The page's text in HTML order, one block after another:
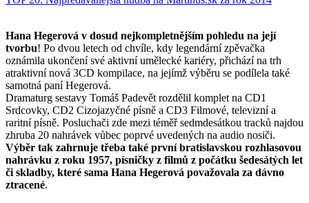
Hana Hegerová v dosud nejkompletnějším pohledu na její
tvorbu! Po dvou letech od chvíle, kdy legendární zpěvačka
oznámila ukončení své aktivní umělecké kariéry, přichází na trh
atraktivní nová 3CD kompilace, na jejímž výběru se podílela také
samotná paní Hegerová.
Dramaturg sestavy Tomáš Padevět rozdělil komplet na CD1
Srdcovky, CD2 Cizojazyčné písně a CD3 Filmové, televizní a
raritní písně. Posluchači zde mezi téměř sedmdesátkou tracků najdou
zhruba 20 nahrávek vůbec poprvé uvedených na audio nosiči.
Výběr tak zahrnuje třeba také první bratislavskou rozhlasovou
nahrávku z roku 1957, písničky z filmů z počátku šedesátých let
či skladby, které sama Hana Hegerová považovala za dávno
ztracené.